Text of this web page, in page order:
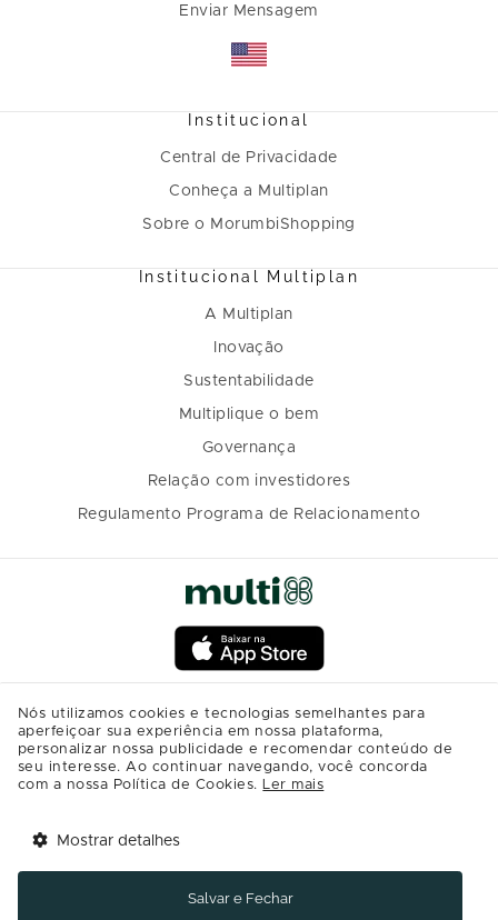
Enviar Mensagem
Institucional
Central de Privacidade
Conheça a Multiplan
Sobre o MorumbiShopping
Institucional Multiplan
A Multiplan
Inovação
Sustentabilidade
Multiplique o bem
Governança
Relação com investidores
Regulamento Programa de Relacionamento
Nós utilizamos cookies e tecnologias semelhantes para
aperfeiçoar sua experiência em nossa plataforma,
personalizar nossa publicidade e recomendar conteúdo de
seu interesse. Ao continuar navegando, você concorda
com a nossa Política de Cookies. Ler mais
Mostrar detalhes
Salvar e Fechar
Baixe agora o app Multi
Abrir